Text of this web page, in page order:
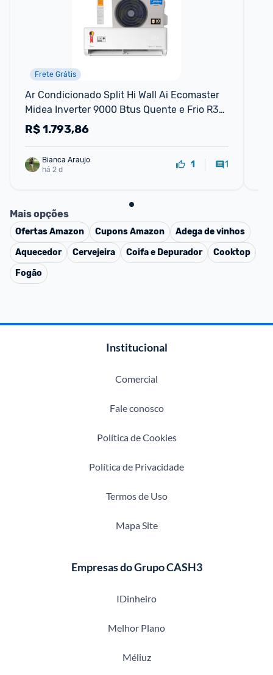
Frete Grátis
Ar Condicionado Split Hi Wall Ai Ecomaster
Midea Inverter 9000 Btus Quente e Frio R32
220v
R$1.793,86
Bianca Araujo
há 2 d
1 1
Mais opções
OfertasAmazon CuponsAmazon
Adega de vinhos
Aquecedor
Cervejeira Coifa e Depurador
Cooktop
Fogão
Institucional
Comercial
Fale conosco
Política de Cookies
Política de Privacidade
Termos de Uso
Mapa Site
Empresas do Grupo CASH3
IDinheiro
Melhor Plano
Méliuz